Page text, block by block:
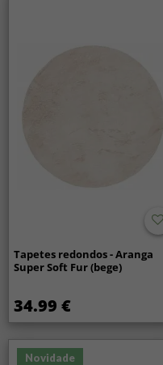
Tapetes redondos - Aranga
Super Soft Fur (bege)
34.99 €
Novidade